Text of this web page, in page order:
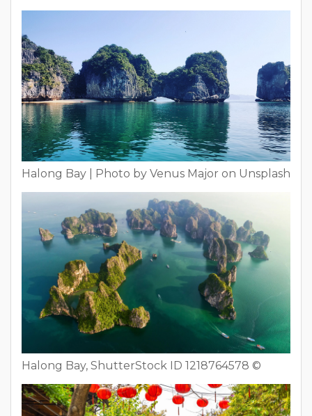
Halong Bay | Photo by Venus Major on Unsplash
Halong Bay, ShutterStock ID 1218764578 ©